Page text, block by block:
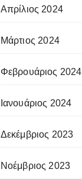
Απρίλιος 2024
Μάρτιος 2024
Φεβρουάριος 2024
Ιανουάριος 2024
Δεκέμβριος 2023
Νοέμβριος 2023